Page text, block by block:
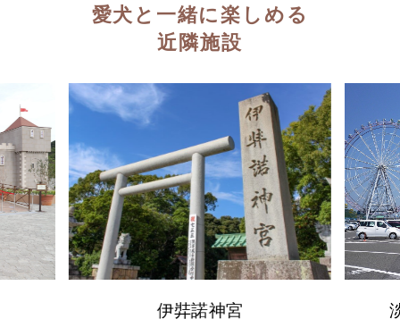
愛犬と一緒に楽しめる
近隣施設
伊弉諾神宮